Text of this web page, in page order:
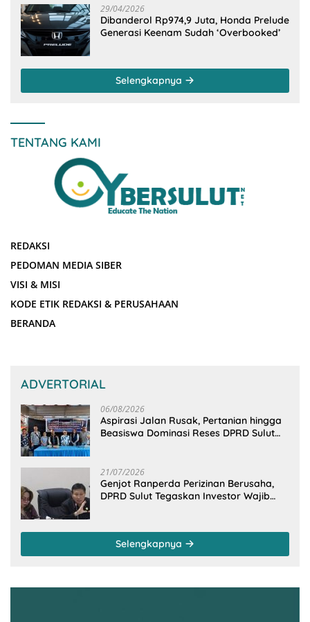
29/04/2026
Dibanderol Rp974,9 Juta, Honda Prelude
Generasi Keenam Sudah ‘Overbooked’
Selengkapnya
TENTANG KAMI
REDAKSI
PEDOMAN MEDIA SIBER
VISI & MISI
KODE ETIK REDAKSI & PERUSAHAAN
BERANDA
ADVERTORIAL
06/08/2026
Aspirasi Jalan Rusak, Pertanian hingga
Beasiswa Dominasi Reses DPRD Sulut
21/07/2026
Genjot Ranperda Perizinan Berusaha,
DPRD Sulut Tegaskan Investor Wajib
Selengkapnya